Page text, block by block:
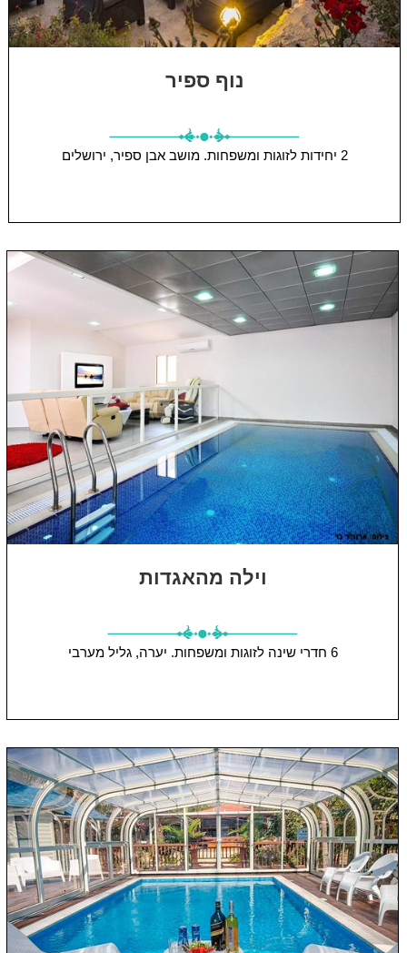
נוף ספיר
2 יחידות לזוגות ומשפחות. מושב אבן ספיר, ירושלים
וילה מהאגדות
6 חדרי שינה לזוגות ומשפחות. יערה, גליל מערבי